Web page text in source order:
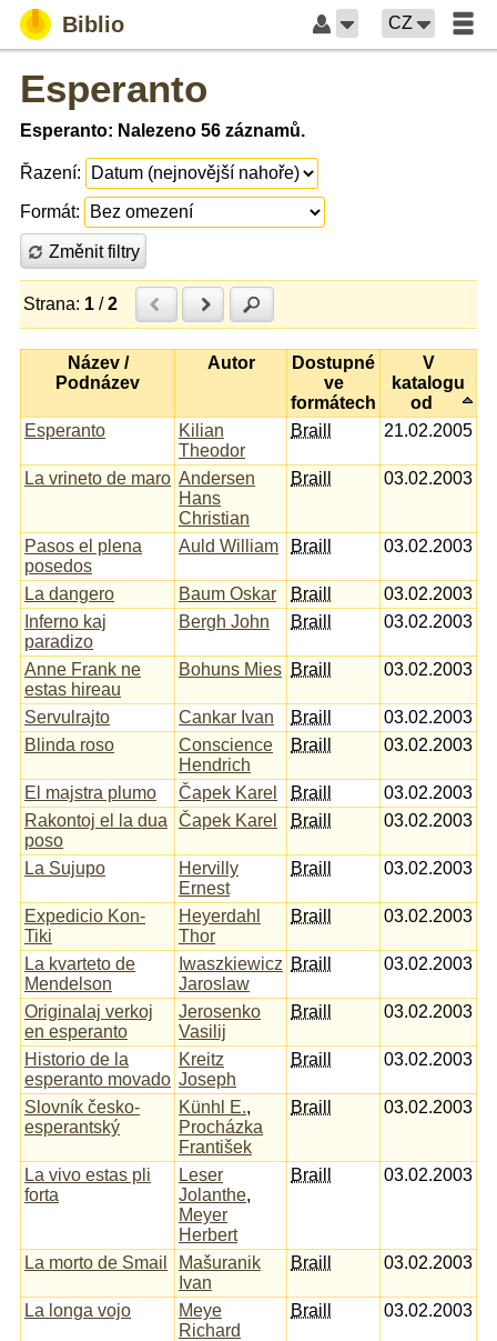
Biblio CZ
Esperanto
Esperanto: Nalezeno 56 záznamů.
Řazení:
Formát:
Změnit filtry
Strana: 1 /2 Předchozí
Další
Název /
Podnázev
Autor
Dostupné
ve
formátech
V
katalogu
od
Esperanto
Kilian
Theodor
Braill 21.02.2005
La vrineto de maro Andersen
Hans
Christian
Braill 03.02.2003
Pasos el plena
posedos
Auld William Braill 03.02.2003
La dangero Baum Oskar Braill
03.02.2003
Inferno kaj
paradizo
Bergh John Braill 03.02.2003
Anne Frank ne
estas hireau
Bohuns Mies Braill 03.02.2003
Servulrajto Cankar Ivan Braill
03.02.2003
Blinda roso
Conscience
Hendrich
Braill 03.02.2003
El majstra plumo Čapek Karel Braill
03.02.2003
Rakontoj el la dua
poso
Čapek Karel Braill 03.02.2003
La Sujupo
Hervilly
Ernest
Braill 03.02.2003
Expedicio Kon-
Tiki
Heyerdahl
Thor
Braill 03.02.2003
La kvarteto de
Mendelson
Iwaszkiewicz
Jaroslaw
Braill 03.02.2003
Originalaj verkoj
en esperanto
Jerosenko
Vasilij
Braill 03.02.2003
Historio de la
esperanto movado
Kreitz
Joseph
Braill 03.02.2003
Slovník česko-
esperantský
Künhl E.,
Procházka
František
Braill 03.02.2003
La vivo estas pli
forta
Leser
Jolanthe,
Meyer
Herbert
Braill 03.02.2003
La morto de Smail
Mašuranik
Ivan
Braill 03.02.2003
La longa vojo
Meye
Richard
Braill 03.02.2003